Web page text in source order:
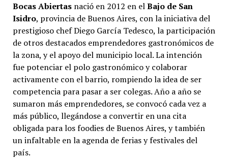
Bocas Abiertasnació en 2012 en elBajo de San
Isidro, provincia de Buenos Aires, con la iniciativa del
prestigioso chef Diego García Tedesco, la participación
de otros destacados emprendedores gastronómicos de
la zona, y el apoyo del municipio local. La intención
fue potenciar el polo gastronómico y colaborar
activamente con el barrio, rompiendo la idea de ser
competencia para pasar a ser colegas. Año a año se
sumaron más emprendedores, se convocó cada vez a
más público, llegándose a convertir en una cita
obligada para los foodies de Buenos Aires, y también
un infaltable en la agenda de ferias y festivales del
país.